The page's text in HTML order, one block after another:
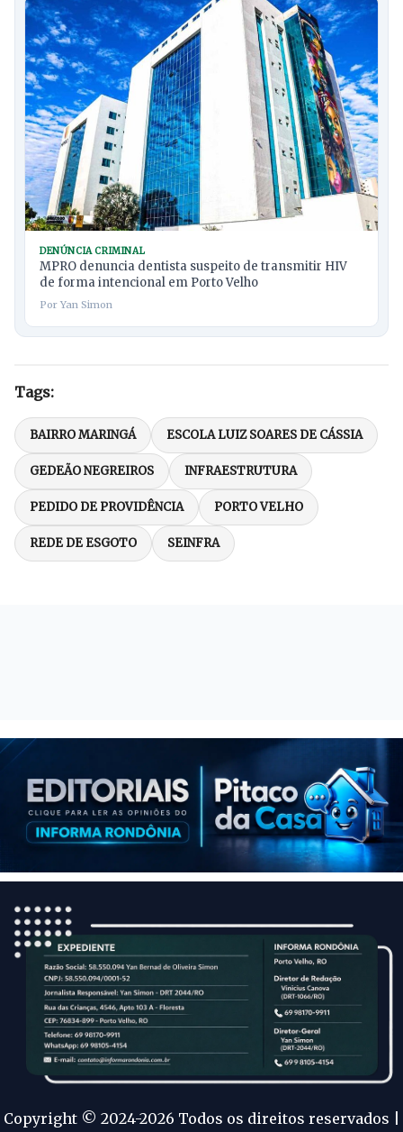
DENÚNCIA CRIMINAL
MPRO denuncia dentista suspeito de transmitir HIV
de forma intencional em Porto Velho
Por Yan Simon
Tags:
BAIRRO MARINGÁ ESCOLA LUIZ SOARES DE CÁSSIA
GEDEÃO NEGREIROS INFRAESTRUTURA
PEDIDO DE PROVIDÊNCIA PORTO VELHO
REDE DE ESGOTO SEINFRA
Copyright © 2024-2026 Todos os direitos reservados |